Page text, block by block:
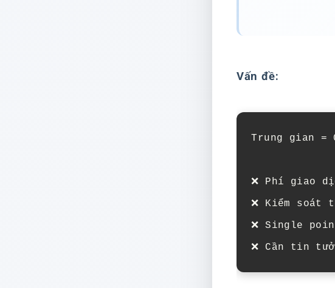
Vấn đề:
Trung gian =
❌ Phí giao
❌ Kiểm soát
❌ Single
❌ Cần tin